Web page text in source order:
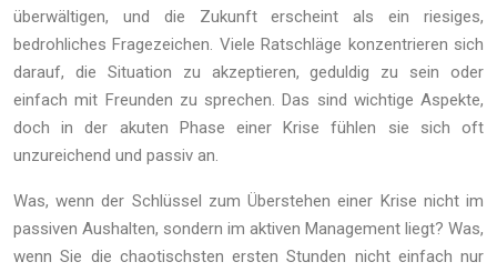
überwältigen, und die Zukunft erscheint als ein riesiges,
bedrohliches Fragezeichen. Viele Ratschläge konzentrieren sich
darauf, die Situation zu akzeptieren, geduldig zu sein oder
einfach mit Freunden zu sprechen. Das sind wichtige Aspekte,
doch in der akuten Phase einer Krise fühlen sie sich oft
unzureichend und passiv an.
Was, wenn der Schlüssel zum Überstehen einer Krise nicht im
passiven Aushalten, sondern im aktiven Management liegt? Was,
wenn Sie die chaotischsten ersten Stunden nicht einfach nur